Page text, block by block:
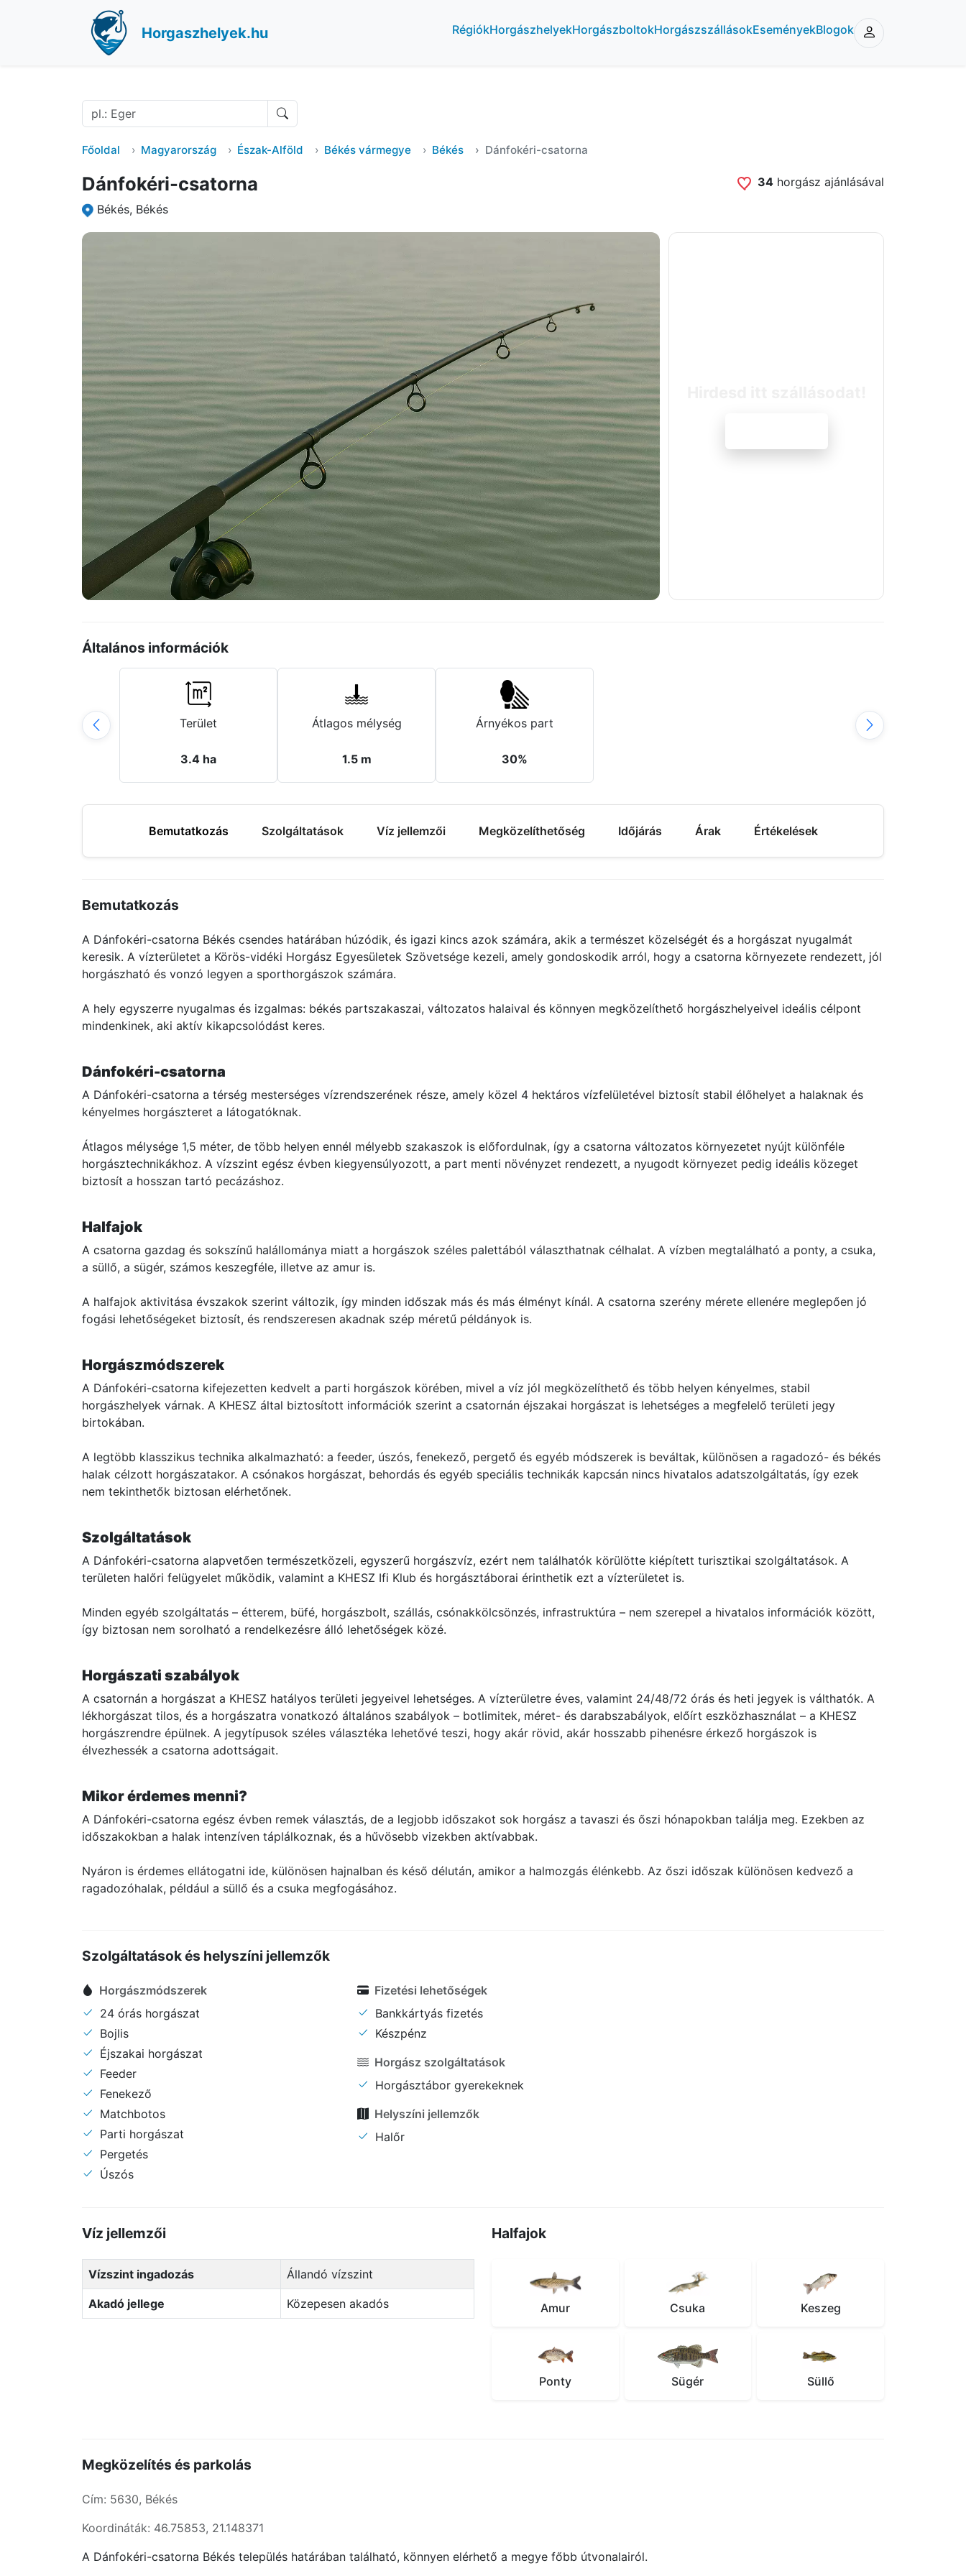
Horgaszhelyek.hu RégiókHorgászhelyekHorgászboltokHorgászszállásokEseményekBlogok
Főoldal Magyarország Észak-Alföld Békés vármegye Békés Dánfokéri-csatorna
Dánfokéri-csatorna
Békés, Békés
34 horgász ajánlásával
Általános információk
Terület
3.4 ha
Átlagos mélység
1.5 m
Árnyékos part
30%
Bemutatkozás Szolgáltatások Víz jellemzői Megközelíthetőség Időjárás Árak Értékelések
Bemutatkozás
A Dánfokéri-csatorna Békés csendes határában húzódik, és igazi kincs azok számára, akik a természet közelségét és a horgászat nyugalmát
keresik. A vízterületet a Körös-vidéki Horgász Egyesületek Szövetsége kezeli, amely gondoskodik arról, hogy a csatorna környezete rendezett, jól
horgászható és vonzó legyen a sporthorgászok számára.
A hely egyszerre nyugalmas és izgalmas: békés partszakaszai, változatos halaival és könnyen megközelíthető horgászhelyeivel ideális célpont
mindenkinek, aki aktív kikapcsolódást keres.
Dánfokéri-csatorna
A Dánfokéri-csatorna a térség mesterséges vízrendszerének része, amely közel 4 hektáros vízfelületével biztosít stabil élőhelyet a halaknak és
kényelmes horgászteret a látogatóknak.
Átlagos mélysége 1,5 méter, de több helyen ennél mélyebb szakaszok is előfordulnak, így a csatorna változatos környezetet nyújt különféle
horgásztechnikákhoz. A vízszint egész évben kiegyensúlyozott, a part menti növényzet rendezett, a nyugodt környezet pedig ideális közeget
biztosít a hosszan tartó pecázáshoz.
Halfajok
A csatorna gazdag és sokszínű halállománya miatt a horgászok széles palettából választhatnak célhalat. A vízben megtalálható a ponty, a csuka,
a süllő, a sügér, számos keszegféle, illetve az amur is.
A halfajok aktivitása évszakok szerint változik, így minden időszak más és más élményt kínál. A csatorna szerény mérete ellenére meglepően jó
fogási lehetőségeket biztosít, és rendszeresen akadnak szép méretű példányok is.
Horgászmódszerek
A Dánfokéri-csatorna kifejezetten kedvelt a parti horgászok körében, mivel a víz jól megközelíthető és több helyen kényelmes, stabil
horgászhelyek várnak. A KHESZ által biztosított információk szerint a csatornán éjszakai horgászat is lehetséges a megfelelő területi jegy
birtokában.
A legtöbb klasszikus technika alkalmazható: a feeder, úszós, fenekező, pergető és egyéb módszerek is beváltak, különösen a ragadozó- és békés
halak célzott horgászatakor. A csónakos horgászat, behordás és egyéb speciális technikák kapcsán nincs hivatalos adatszolgáltatás, így ezek
nem tekinthetők biztosan elérhetőnek.
Szolgáltatások
A Dánfokéri-csatorna alapvetően természetközeli, egyszerű horgászvíz, ezért nem találhatók körülötte kiépített turisztikai szolgáltatások. A
területen halőri felügyelet működik, valamint a KHESZ Ifi Klub és horgásztáborai érinthetik ezt a vízterületet is.
Minden egyéb szolgáltatás – étterem, büfé, horgászbolt, szállás, csónakkölcsönzés, infrastruktúra – nem szerepel a hivatalos információk között,
így biztosan nem sorolható a rendelkezésre álló lehetőségek közé.
Horgászati szabályok
A csatornán a horgászat a KHESZ hatályos területi jegyeivel lehetséges. A vízterületre éves, valamint 24/48/72 órás és heti jegyek is válthatók. A
lékhorgászat tilos, és a horgászatra vonatkozó általános szabályok – botlimitek, méret- és darabszabályok, előírt eszközhasználat – a KHESZ
horgászrendre épülnek. A jegytípusok széles választéka lehetővé teszi, hogy akár rövid, akár hosszabb pihenésre érkező horgászok is
élvezhessék a csatorna adottságait.
Mikor érdemes menni?
A Dánfokéri-csatorna egész évben remek választás, de a legjobb időszakot sok horgász a tavaszi és őszi hónapokban találja meg. Ezekben az
időszakokban a halak intenzíven táplálkoznak, és a hűvösebb vizekben aktívabbak.
Nyáron is érdemes ellátogatni ide, különösen hajnalban és késő délután, amikor a halmozgás élénkebb. Az őszi időszak különösen kedvező a
ragadozóhalak, például a süllő és a csuka megfogásához.
Szolgáltatások és helyszíni jellemzők
Horgászmódszerek
24 órás horgászat
Bojlis
Éjszakai horgászat
Feeder
Fenekező
Matchbotos
Parti horgászat
Pergetés
Úszós
Fizetési lehetőségek
Bankkártyás fizetés
Készpénz
Horgász szolgáltatások
Horgásztábor gyerekeknek
Helyszíni jellemzők
Halőr
Víz jellemzői
Vízszint ingadozás Állandó vízszint
Akadó jellege Közepesen akadós
Halfajok
Amur Csuka Keszeg
Ponty Sügér Süllő
Megközelítés és parkolás
Cím: 5630, Békés
Koordináták: 46.75853, 21.148371
A Dánfokéri-csatorna Békés település határában található, könnyen elérhető a megye főbb útvonalairól.